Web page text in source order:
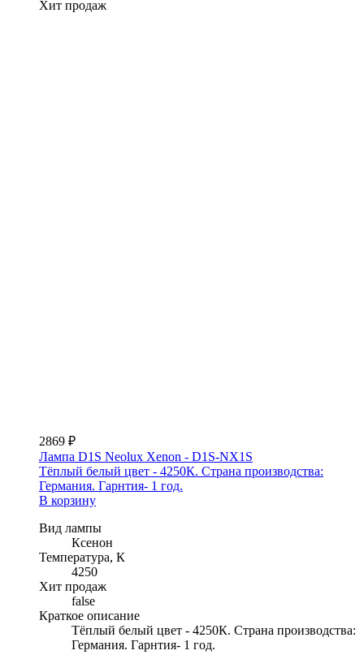
Хит продаж
2869 ₽
Лампа D1S Neolux Xenon - D1S-NX1S
Тёплый белый цвет - 4250К. Страна производства:
Германия. Гарнтия- 1 год.
В корзину
Вид лампы
Ксенон
Температура, К
4250
Хит продаж
false
Краткое описание
Тёплый белый цвет - 4250К. Страна производства:
Германия. Гарнтия- 1 год.